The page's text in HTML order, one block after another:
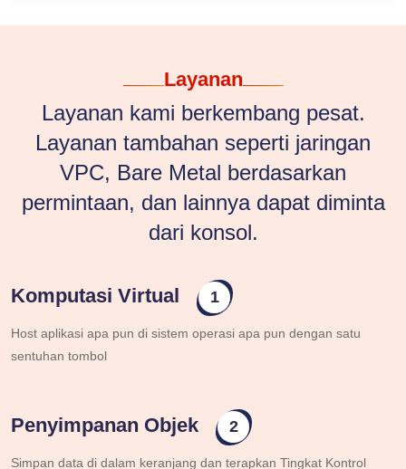
Layanan
Layanan kami berkembang pesat.
Layanan tambahan seperti jaringan
VPC, Bare Metal berdasarkan
permintaan, dan lainnya dapat diminta
dari konsol.
Komputasi Virtual 1
Host aplikasi apa pun di sistem operasi apa pun dengan satu
sentuhan tombol
Penyimpanan Objek 2
Simpan data di dalam keranjang dan terapkan Tingkat Kontrol